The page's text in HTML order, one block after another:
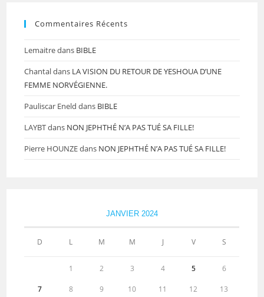
Commentaires Récents
Lemaitredans BIBLE
Chantaldans LA VISION DU RETOUR DE YESHOUA D’UNE
FEMME NORVÉGIENNE.
Pauliscar Eneld dans BIBLE
LAYBTdans NON JEPHTHÉ N’A PAS TUÉ SA FILLE!
Pierre HOUNZEdans NON JEPHTHÉ N’A PAS TUÉ SA FILLE!
JANVIER 2024
D L M M J V S
1 2 3 4 5 6
7 8 9 10 11 12 13